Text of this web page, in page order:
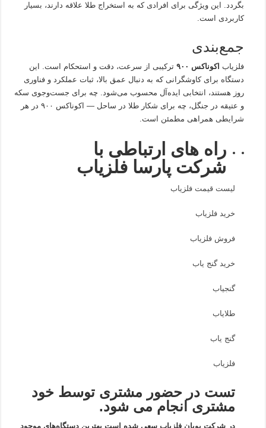
بگردد. این ویژگی برای افرادی که به استخراج طلا علاقه دارند، بسیار
کاربردی است.
جمع‌بندی
فلزیاب اکوناکس ۹۰۰
ترکیبی از سرعت، دقت و استحکام است. این
دستگاه برای کاوشگرانی که به دنبال عمق بالا، ثبات عملکرد و فناوری
روز هستند، انتخابی ایده‌آل محسوب می‌شود. چه برای جست‌وجوی سکه
و عتیقه در جنگل، چه برای شکار طلا در ساحل — اکوناکس ۹۰۰ در هر
شرایطی همراهی مطمئن است.
راه های ارتباطی با
شرکت پارسا فلزیاب
لیست قیمت فلزیاب
خرید فلزیاب
فروش فلزیاب
خرید گنج یاب
گنجیاب
طلایاب
گنج یاب
فلزیاب
تست در حضور مشتری توسط خود
مشتری انجام می شود.
در شرکت پویان فلزیاب سعی شده است بهترین دستگاه‌های موجود